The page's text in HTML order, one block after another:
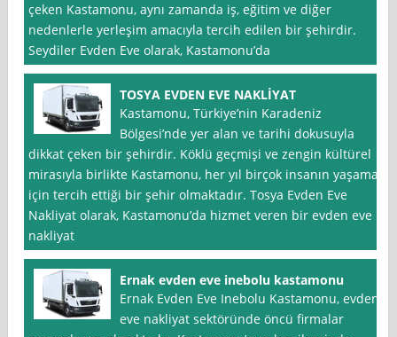
çeken Kastamonu, aynı zamanda iş, eğitim ve diğer
nedenlerle yerleşim amacıyla tercih edilen bir şehirdir.
Seydiler Evden Eve olarak, Kastamonu’da
TOSYA EVDEN EVE NAKLİYAT
Kastamonu, Türkiye’nin Karadeniz
Bölgesi’nde yer alan ve tarihi dokusuyla
dikkat çeken bir şehirdir. Köklü geçmişi ve zengin kültürel
mirasıyla birlikte Kastamonu, her yıl birçok insanın yaşamak
için tercih ettiği bir şehir olmaktadır. Tosya Evden Eve
Nakliyat olarak, Kastamonu’da hizmet veren bir evden eve
nakliyat
Ernak evden eve inebolu kastamonu
Ernak Evden Eve Inebolu Kastamonu, evden
eve nakliyat sektöründe öncü firmalar